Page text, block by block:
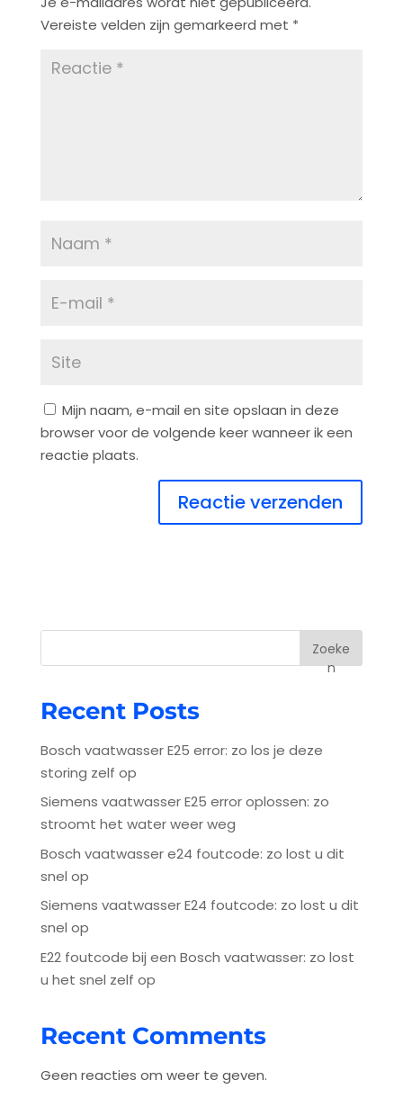
Vereiste velden zijn gemarkeerd met *
Mijn naam, e-mail en site opslaan in deze
browser voor de volgende keer wanneer ik een
reactie plaats.
Zoeke
n
Recent Posts
Bosch vaatwasser E25 error: zo los je deze
storing zelf op
Siemens vaatwasser E25 error oplossen: zo
stroomt het water weer weg
Bosch vaatwasser e24 foutcode: zo lost u dit
snel op
Siemens vaatwasser E24 foutcode: zo lost u dit
snel op
E22 foutcode bij een Bosch vaatwasser: zo lost
u het snel zelf op
Recent Comments
Geen reacties om weer te geven.